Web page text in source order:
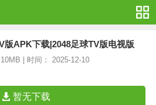
版APK下载|2048足球TV版电视版
| 时间： 2025-12-10
暂无下载